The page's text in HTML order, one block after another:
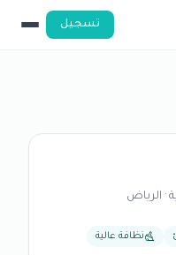
تسجيل
نظافة عالية